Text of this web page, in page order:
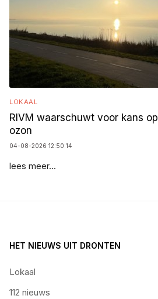
LOKAAL
RIVM waarschuwt voor kans
ozon
04-08-2026 12:50:14
lees meer...
HET NIEUWS UIT DRONTEN
Lokaal
112 nieuws